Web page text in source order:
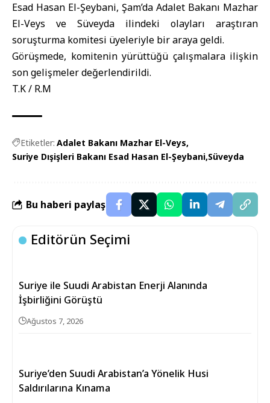
Esad Hasan El-Şeybani, Şam’da Adalet Bakanı Mazhar
El-Veys ve Süveyda ilindeki olayları araştıran
soruşturma komitesi üyeleriyle bir araya geldi.
Görüşmede, komitenin yürüttüğü çalışmalara ilişkin
son gelişmeler değerlendirildi.
T.K / R.M
Etiketler: Adalet Bakanı Mazhar El-Veys
Suriye Dışişleri Bakanı Esad Hasan El-Şeybani Süveyda
Bu haberi paylaş
Editörün Seçimi
Suriye ile Suudi Arabistan Enerji Alanında
İşbirliğini Görüştü
Ağustos 7, 2026
Suriye’den Suudi Arabistan’a Yönelik Husi
Saldırılarına Kınama